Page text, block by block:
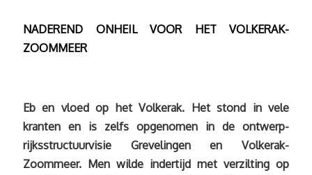
NADEREND ONHEIL VOOR HET VOLKERAK-
ZOOMMEER
Eb en vloed op het Volkerak. Het stond in vele
kranten en is zelfs opgenomen in de ontwerp-
rijksstructuurvisie Grevelingen en Volkerak-
Zoommeer. Men wilde indertijd met verzilting op